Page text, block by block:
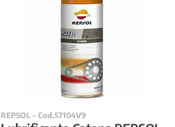
REPSOL - Cod.57104V9